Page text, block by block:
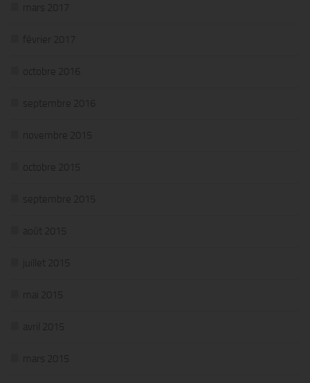
mars 2017
février 2017
octobre 2016
septembre 2016
novembre 2015
octobre 2015
septembre 2015
août 2015
juillet 2015
mai 2015
avril 2015
mars 2015